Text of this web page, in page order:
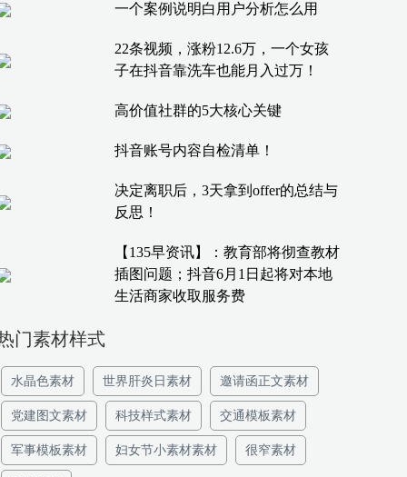
一个案例说明白用户分析怎么用
22条视频，涨粉12.6万，一个女孩
子在抖音靠洗车也能月入过万！
高价值社群的5大核心关键
抖音账号内容自检清单！
决定离职后，3天拿到offer的总结与
反思！
【135早资讯】：教育部将彻查教材
插图问题；抖音6月1日起将对本地
生活商家收取服务费
门素材样式
水晶色素材 世界肝炎日素材 邀请函正文素材
党建图文素材 科技样式素材 交通模板素材
军事模板素材 妇女节小素材素材 很窄素材